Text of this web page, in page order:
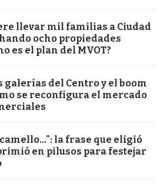
llevar mil familias a Ciudad
ocho propiedades
es el plan del MVOT?
galerías del Centro y el boom
se reconfigura el mercado
la frase que eligió
en pilusos para festejar